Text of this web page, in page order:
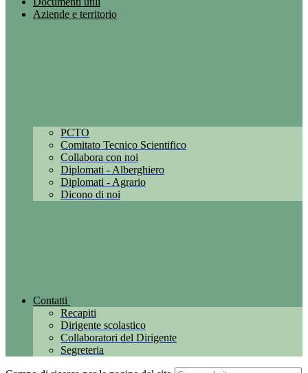
Aziende e territorio
PCTO
Comitato Tecnico Scientifico
Collabora con noi
Diplomati - Alberghiero
Diplomati - Agrario
Dicono di noi
Contatti
Recapiti
Dirigente scolastico
Collaboratori del Dirigente
Segreteria